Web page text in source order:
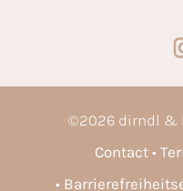
©2026 dirndl &
Contact